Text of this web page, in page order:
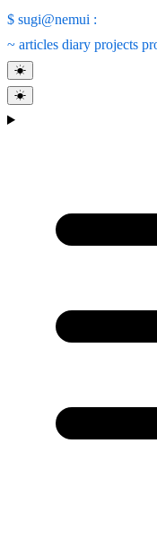
$ sugi@nemui :
~ articles diary projects
☀
☀